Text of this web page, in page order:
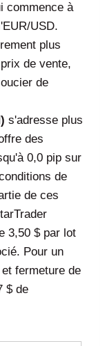
commence à
USD.
plus
de vente,
de
s'adresse plus
des
0,0 pip sur
de
de ces
3,50 $ par lot
Pour un
fermeture de
$ de